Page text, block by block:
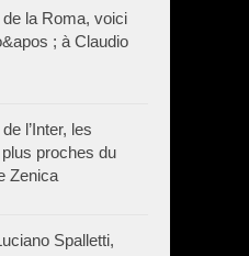
la Roma, voici
; à Claudio
l’Inter, les
proches du
Zenica
Spalletti,